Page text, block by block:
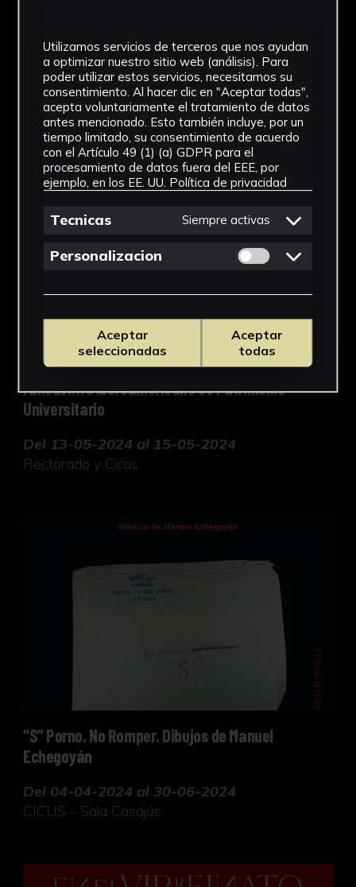
100 años de Hermandad
Del 04-10-2024 al 12-10-2024
Real Círculo de Labradores y propietarios
I Encuentro Iberoamericano de Patrimonio
I Encuentro Iberoamericano de Patrimonio
Universitario
Del 13-05-2024 al 15-05-2024
Rectorado y Cicus
“S” Porno. No Romper. Dibujos de Manuel
Echegoyán
Del 04-04-2024 al 30-06-2024
CICUS - Sala Casajús
Libros y autores en el Virreinato del Perú
Utilizamos servicios de terceros que nos ayudan
a optimizar nuestro sitio web (análisis). Para
poder utilizar estos servicios, necesitamos su
consentimiento. Al hacer clic en "Aceptar todas",
acepta voluntariamente el tratamiento de datos
antes mencionado. Esto también incluye, por un
tiempo limitado, su consentimiento de acuerdo
con el Artículo 49 (1) (a) GDPR para el
procesamiento de datos fuera del EEE, por
ejemplo, en los EE. UU. Política de privacidad
Tecnicas Siempre activas
Personalizacion Permitir cookies
Aceptar
seleccionadas
Aceptar
todas